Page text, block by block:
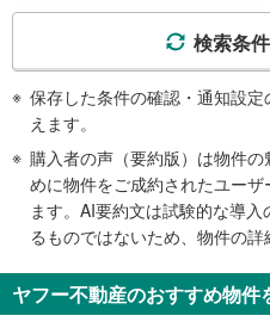
件
通
知
け
条
件
検索条
保存した条件の確認・通知設定
えます。
購入者の声（要約版）は物件
めに物件をご成約されたユー
ます。AI要約文は試験的な導
るものではないため、物件の詳
ヤフー不動産のおすすめ物件